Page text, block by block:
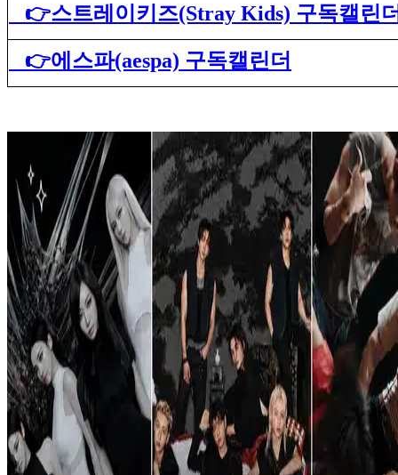
👉스트레이키즈(Stray Kids) 구독캘린
👉에스파(aespa) 구독캘린더